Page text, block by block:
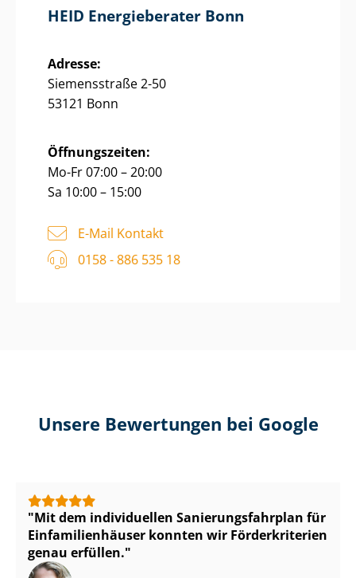
HEID Energieberater Bonn
Adresse:
Siemensstraße 2-50
53121 Bonn
Öffnungszeiten:
Mo-Fr 07:00 – 20:00
Sa 10:00 – 15:00
E-Mail Kontakt
0158 - 886 535 18
Unsere Bewertungen bei Google
Mit dem individuellen Sa­nie­rungs­fahr­plan für
Ein­fa­mi­li­en­häu­ser konnten wir Förderkriterien
genau erfüllen.